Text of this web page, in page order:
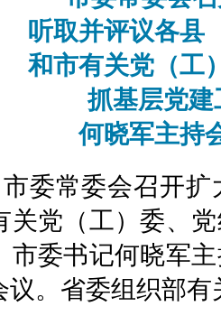
听取并评议各县
和市有关党（工
抓基层党
何晓军主持
委常委会召开
关党（工）委、
市委书记何晓军
议。省委组织部